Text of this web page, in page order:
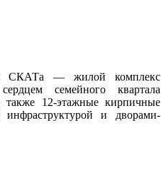
СКАТа — жилой комплекс
семейного квартала
12-этажные кирпичные
и дворами-